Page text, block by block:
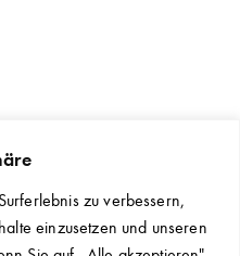
zu verbessern,
einzusetzen und unseren